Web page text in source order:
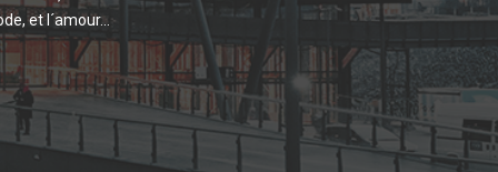
et l´amour...